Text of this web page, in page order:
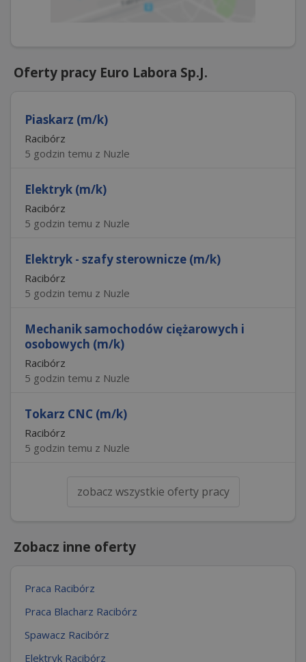
Oferty pracy Euro Labora Sp.J.
Piaskarz (m/k)
Racibórz
5 godzin temu z Nuzle
Elektryk (m/k)
Racibórz
5 godzin temu z Nuzle
Elektryk - szafy sterownicze (m/k)
Racibórz
5 godzin temu z Nuzle
Mechanik samochodów ciężarowych i
osobowych (m/k)
Racibórz
5 godzin temu z Nuzle
Tokarz CNC (m/k)
Racibórz
5 godzin temu z Nuzle
zobacz wszystkie oferty pracy
Zobacz inne oferty
Praca Racibórz
Praca Blacharz Racibórz
Spawacz Racibórz
Elektryk Racibórz